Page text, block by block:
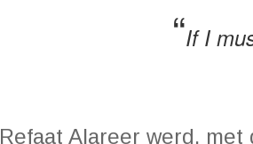
“If I
Alareer werd,